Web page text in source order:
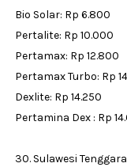
Bio Solar: Rp 6.800
Pertalite: Rp 10.000
Pertamax: Rp 12.800
Pertamax Turbo: Rp
Dexlite: Rp 14.250
Pertamina Dex : Rp
30. Sulawesi Tenggara